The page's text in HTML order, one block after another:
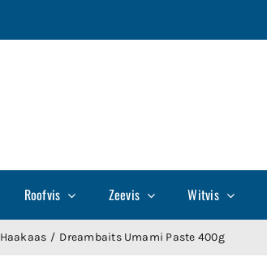
Roofvis Zeevis Witvis
Haakaas Dreambaits Umami Paste 400g